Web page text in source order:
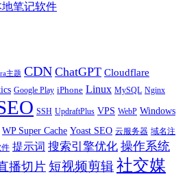
地笔记软件
主题 CDN ChatGPT Cloudflare
Google Play iPhone Linux MySQL Nginx
SSH UpdraftPlus VPS WebP Windows
WP Super Cache Yoast SEO 云服务器 域名注
件 提示词 搜索引擎优化 操作系统
播切片 短视频剪辑社交媒